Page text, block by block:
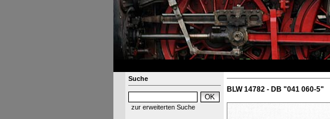
Suche
zur erweiterten Suche
BLW 14782 - DB "041 060-5"